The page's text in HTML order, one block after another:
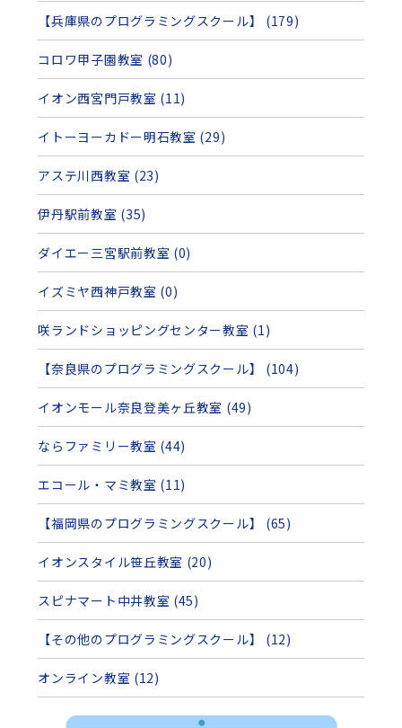
【兵庫県のプログラミングスクール】 (179)
コロワ甲子園教室 (80)
イオン西宮門戸教室 (11)
イトーヨーカドー明石教室 (29)
アステ川西教室 (23)
伊丹駅前教室 (35)
ダイエー三宮駅前教室 (0)
イズミヤ西神戸教室 (0)
咲ランドショッピングセンター教室 (1)
【奈良県のプログラミングスクール】 (104)
イオンモール奈良登美ヶ丘教室 (49)
ならファミリー教室 (44)
エコール・マミ教室 (11)
【福岡県のプログラミングスクール】 (65)
イオンスタイル笹丘教室 (20)
スピナマート中井教室 (45)
【その他のプログラミングスクール】 (12)
オンライン教室 (12)